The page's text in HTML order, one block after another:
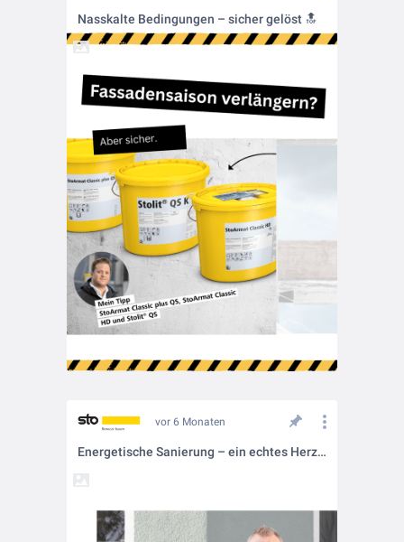
Nasskalte Bedingungen – sicher gelöst 🔝
vor 6 Monaten
Energetische Sanierung – ein echtes Herzensprojekt! 💛